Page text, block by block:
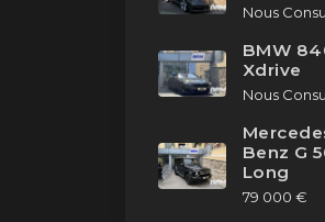
Nous
BMW
Xdrive
Nous
Benz G
Long
79 000 €